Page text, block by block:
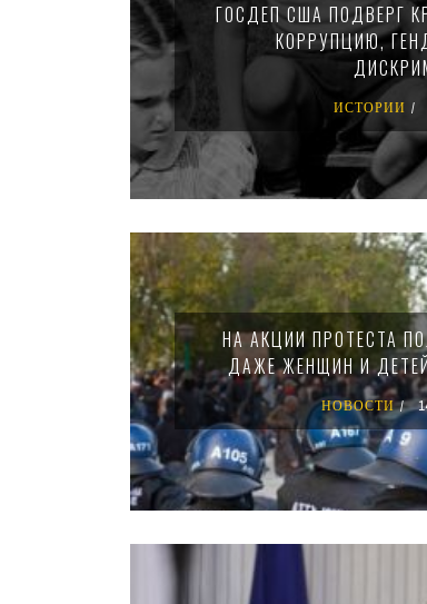
ГОСДЕП США ПОДВЕРГ
КОРРУПЦИЮ,
ИСТОРИИ
НА АКЦИИ ПРОТЕСТА
ДАЖЕ ЖЕНЩИН И
НОВОСТИ